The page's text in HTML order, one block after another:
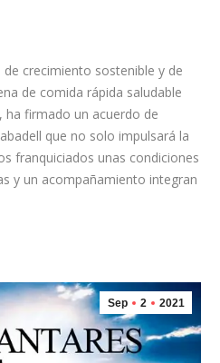
crecimiento sostenible y de
de comida rápida saludable
ha firmado un acuerdo de
que no solo impulsará la
franquiciados unas condiciones
y un acompañamiento integran
Sep 2 2021